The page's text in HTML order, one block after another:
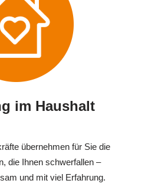
im Haushalt
übernehmen für Sie die
die Ihnen schwerfallen –
und mit viel Erfahrung.